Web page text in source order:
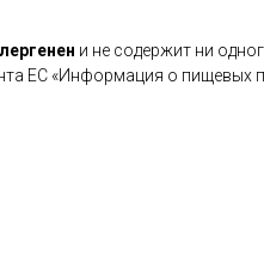
и не содержит ни
ЕС «Информация о пищевых